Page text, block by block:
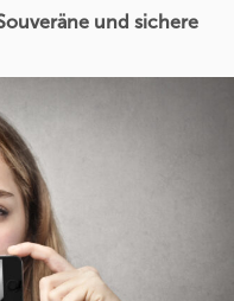
und sichere